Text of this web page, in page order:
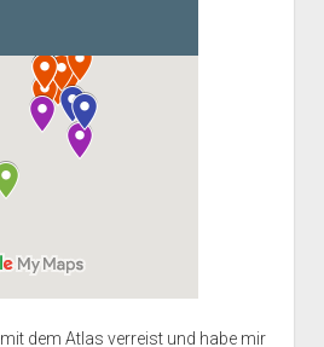
dem Atlas verreist und habe mir